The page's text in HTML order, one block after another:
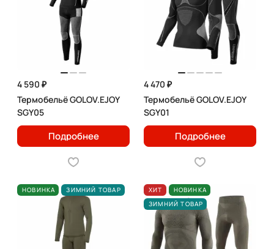
4 590 ₽
Термобельё GOLOV.EJOY
SGY05
Подробнее
4 470 ₽
Термобельё GOLOV.EJOY
SGY01
Подробнее
НОВИНКА ЗИМНИЙ ТОВАР ХИТ
НОВИНКА
ЗИМНИЙ ТОВАР